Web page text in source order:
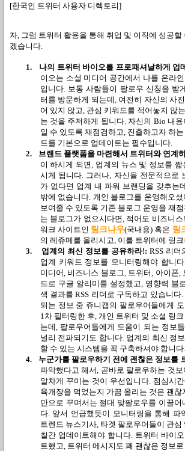
[한국인 트위터 사용자 디렉토리]
자 그럼 트위터 활용을 통해 취업 및 이직에 성공할
겠습니다
1. 나의 트위터 바이오를 프로패셔날하게 업
이오는 소셜 미디어 공간에서 나를 온라
입니다. 보통 사람들이 팔로우 신청을 받
터를 방문하게 되는데 여전히 자신의 사
어 있지 않고 관심 키워드를 적어놓지 않
는 것을 주저하게 됩니다.자신의 Bio 내용
일 수 있도록 재점검하고 진출하고자 하
드를 기본으로 업데이트는 필수입니다.
2.
브랜드 플랫폼을 마련해서 트위터와 연계
이 하시게 되면
업계의 뉴스 및 정보를
시게 됩니다. 그러나 자신을 전문적으로
가 없다면 업계 내 파워 브랜딩을 갖추는
밖에 없습니다 개인 블로그를 운영해오셨
보여줄 수 있도록 기존 블로그 운영을 재
는 블로그가 없으시다면 적어도 비즈니
워크 사이트인 링크나우(국내용) 혹은 링
의 레쥬메를 올리시고 이를 트위터에 링
3.
업계의 최신 정보를 공유하라!: RSS 리더
업계 키워드 정보를 모니터링해야 합니다
미디어 비즈니스 블로그 트위터 아이폰
드로 구글 알리미를 설정했고
영향력 블
색 결과를 RSS 리더로 구독하고 있습니다.
되는 정보 중 쥬니캡의 팔로우어들에게
1 차 필터링한 후 개인 트위터 및 소셜 링
는데 팔로우어들에게 도움이 되는 정보
널리 전파되기도 합니다. 업계의 최신 정
할 수 있는 시스템을 꼭 구축하셔야 합니다.
4.
누군가를 팔로우하기 전에 괜찮은 정보를
파악했다고 해서
곧바로 팔로우하는 것
알차게 꾸미는 것이 우선입니다. 점심시
육개장을 먹었는지 가끔 올리는 것은 괜찮
만으로 꾸며서는 절대 맞팔로우를 이끌어
다. 앞서 언급했듯이 모니터링을 통해 파
트렌드 뉴스기사, 타겟 팔로우어들이 관심
칠간 업데이트해야 합니다. 트위터 바이
트했고
트위터 메시지도 꽤 괜찮은 정보